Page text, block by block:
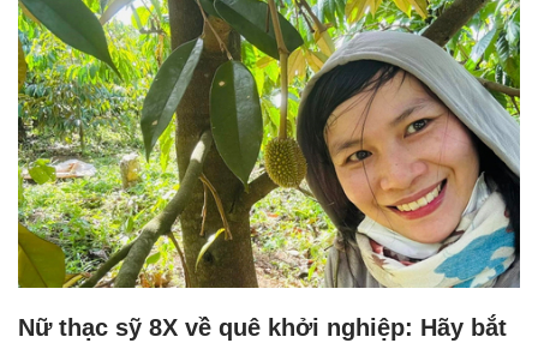
Nữ thạc sỹ 8X về quê khởi nghiệp: Hãy bắt